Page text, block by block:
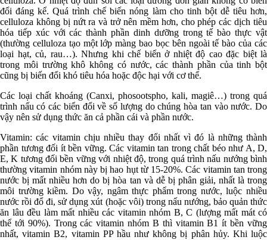
đổi đáng kể. Quá trình chế biến nóng làm cho tinh bột dễ tiêu hơn,
celluloza không bị nứt ra và trở nên mềm hơn, cho phép các dịch tiêu
hóa tiếp xúc với các thành phần dinh dưỡng trong tế bào thực vật
(thường celluloza tạo một lớp màng bao bọc bên ngoài tế bào của các
loại hạt, củ, rau…). Nhưng khi chế biến ở nhiệt độ cao đặc biệt là
trong môi trường khô không có nước, các thành phần của tinh bột
cũng bị biến đổi khó tiêu hóa hoặc độc hại với cơ thể.
Các loại chất khoáng (Canxi, phosootspho, kali, magiê…) trong quá
trình nấu có các biển đổi về số lượng do chúng hòa tan vào nước. Do
vậy nên sử dụng thức ăn cả phần cái và phần nước.
Vitamin: các vitamin chịu nhiều thay đổi nhất vì đó là những thành
phần tương đối ít bền vững. Các vitamin tan trong chất béo như A, D,
E, K tương đối bền vững với nhiệt độ, trong quá trình nấu nướng bình
thường vitamin nhóm này bị hao hụt từ 15-20%. Các vitamin tan trong
nước bị mất nhiều hơn do bị hòa tan và dễ bị phân giải, nhất là trong
môi trường kiềm. Do vậy, ngâm thực phẩm trong nước, luộc nhiều
nước rồi đổ đi, sử dụng xút (hoặc vôi) trong nấu nướng, bảo quản thức
ăn lâu đều làm mất nhiều các vitamin nhóm B, C (lượng mất mát có
thể tới 90%). Trong các vitamin nhóm B thì vitamin B1 ít bền vững
nhất, vitamin B2, vitamin PP hầu như không bị phân hủy. Khi luộc